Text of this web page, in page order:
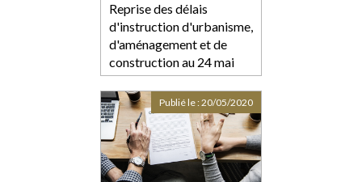
Reprise des délais
d'instruction d'urbanisme,
d'aménagement et de
construction au 24 mai
Publié le :20/05/2020